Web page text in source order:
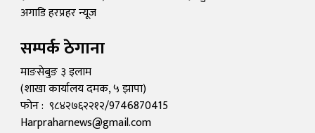
अगाडि हरप्रहर न्यूज
सम्पर्क ठेगाना
माङसेबुङ ३ इलाम
(शाखा कार्यालय दमक, ५ झापा)
फोन : ९८४२७६२२१२/9746870415
Harpraharnews@gmail.com